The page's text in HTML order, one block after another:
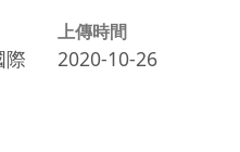
際
上傳時間
2020-10-26